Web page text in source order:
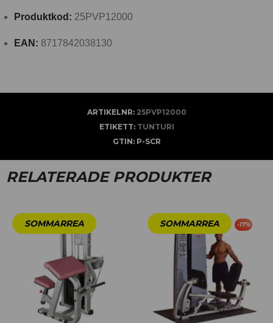
Produktkod: 25PVP12000
EAN: 8717842038130
ARTIKELNR: 25PVP12000
ETIKETT: TUNTURI
GTIN: P-SCR
RELATERADE PRODUKTER
-17%